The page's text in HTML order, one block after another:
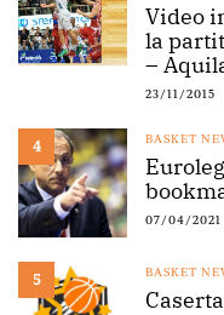
Video
la
–
23/11/2015
4 BASKET
07/04/2021
5 BASKET